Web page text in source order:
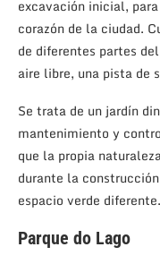
excavación inicial,
corazón de la ciudad.
de diferentes partes
aire libre, una pista de
Se trata de un jardín
mantenimiento y
que la propia
durante la
espacio verde diferente.
Parque do Lago